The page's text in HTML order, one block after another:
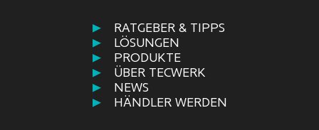
RATGEBER & TIPPS
LÖSUNGEN
PRODUKTE
ÜBER TECWERK
NEWS
HÄNDLER WERDEN